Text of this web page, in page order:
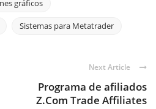
gráficos
Sistemas para Metatrader
Next Article
Programa de afiliados
Z.Com Trade Affiliates